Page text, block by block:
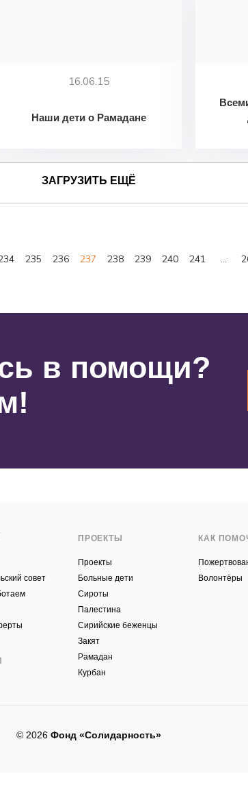
16.06.15
Наши дети о Рамадане
ЗАГРУЗИТЬ ЕЩЁ
235 236 237 238 239 240 241
в помощи?
совет
ПРОЕКТЫ
Проекты
Больные дети
Сироты
Палестина
Сирийские беженцы
Закят
Рамадан
Курбан
КАК
Волонтёры
© 2026 Фонд «Солидарность»